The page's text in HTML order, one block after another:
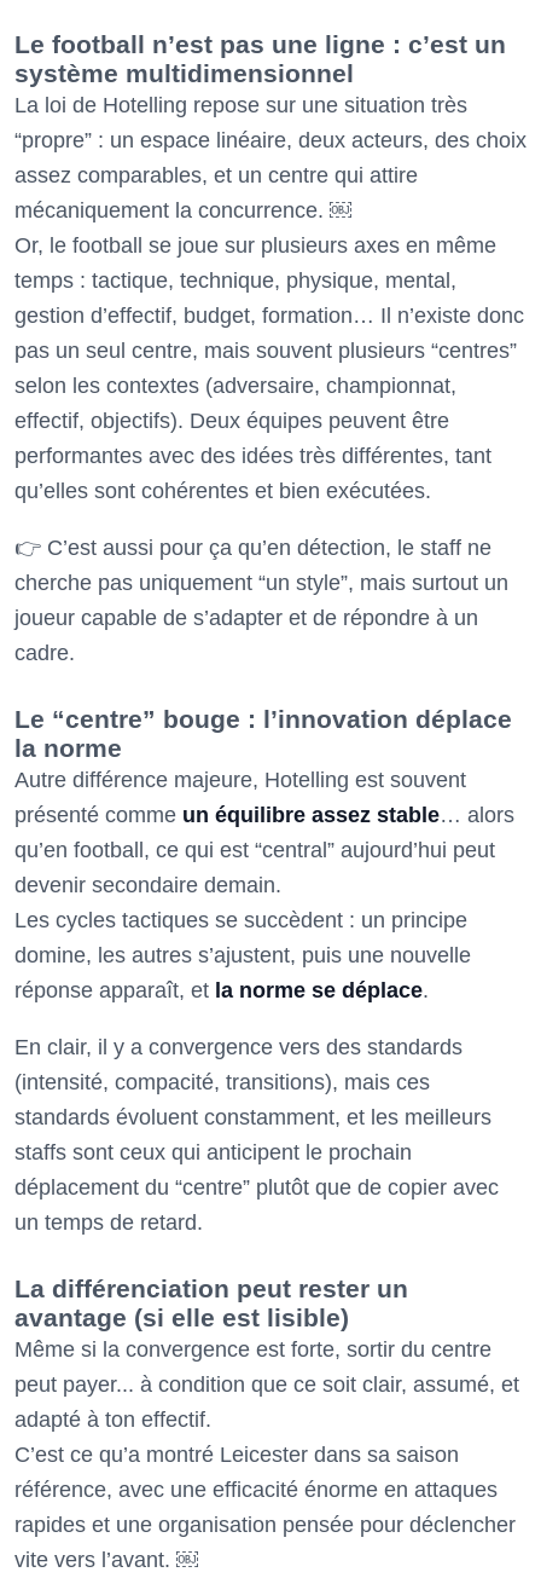
Le football n’est pas une ligne : c’est un
système multidimensionnel
La loi de Hotelling repose sur une situation très
“propre” : un espace linéaire, deux acteurs, des choix
assez comparables, et un centre qui attire
mécaniquement la concurrence. ￼
Or, le football se joue sur plusieurs axes en même
temps : tactique, technique, physique, mental,
gestion d’effectif, budget, formation… Il n’existe donc
pas un seul centre, mais souvent plusieurs “centres”
selon les contextes (adversaire, championnat,
effectif, objectifs). Deux équipes peuvent être
performantes avec des idées très différentes, tant
qu’elles sont cohérentes et bien exécutées.
👉 C’est aussi pour ça qu’en détection, le staff ne
cherche pas uniquement “un style”, mais surtout un
joueur capable de s’adapter et de répondre à un
cadre.
Le “centre” bouge : l’innovation déplace
la norme
Autre différence majeure, Hotelling est souvent
présenté comme un équilibre assez stable… alors
qu’en football, ce qui est “central” aujourd’hui peut
devenir secondaire demain.
Les cycles tactiques se succèdent : un principe
domine, les autres s’ajustent, puis une nouvelle
réponse apparaît, et la norme se déplace.
En clair, il y a convergence vers des standards
(intensité, compacité, transitions), mais ces
standards évoluent constamment, et les meilleurs
staffs sont ceux qui anticipent le prochain
déplacement du “centre” plutôt que de copier avec
un temps de retard.
La différenciation peut rester un
avantage (si elle est lisible)
Même si la convergence est forte, sortir du centre
peut payer... à condition que ce soit clair, assumé, et
adapté à ton effectif.
C’est ce qu’a montré Leicester dans sa saison
référence, avec une efficacité énorme en attaques
rapides et une organisation pensée pour déclencher
vite vers l’avant. ￼